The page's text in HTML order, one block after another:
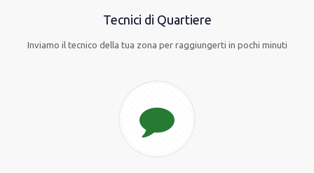
Tecnici di Quartiere
Inviamo il tecnico della tua zona per raggiungerti in pochi minuti